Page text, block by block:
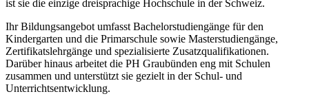
ist sie die einzige dreisprachige Hochschule in der Schweiz.
Ihr Bildungsangebot umfasst Bachelorstudiengänge für den
Kindergarten und die Primarschule sowie Masterstudiengänge,
Zertifikatslehrgänge und spezialisierte Zusatzqualifikationen.
Darüber hinaus arbeitet die PH Graubünden eng mit Schulen
zusammen und unterstützt sie gezielt in der Schul- und
Unterrichtsentwicklung.